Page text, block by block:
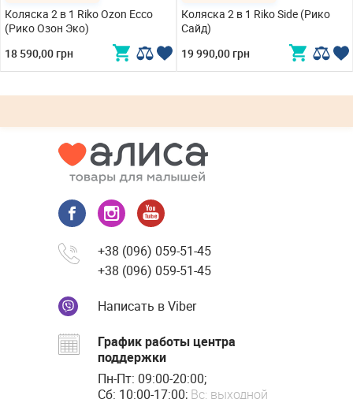
Коляска 2 в 1 Riko Ozon Ecco
(Рико Озон Эко)
18 590,00 грн
Коляска 2 в 1 Riko Side (Рико
Сайд)
19 990,00 грн
+38 (096) 059-51-45
+38 (096) 059-51-45
Написать в Viber
График работы центра
поддержки
Пн-Пт: 09:00-20:00;
Сб: 10:00-17:00; Вс: выходной